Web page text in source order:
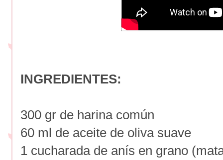
INGREDIENTES:
300 gr de harina común
60 ml de aceite de oliva suave
1 cucharada de anís en grano